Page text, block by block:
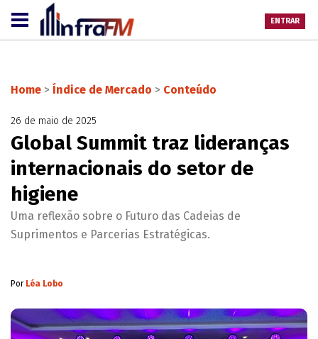
ENTRAR
Home > Índice de Mercado > Conteúdo
26 de maio de 2025
Global Summit traz lideranças
internacionais do setor de
higiene
Uma reflexão sobre o Futuro das Cadeias de
Suprimentos e Parcerias Estratégicas.
Por Léa Lobo